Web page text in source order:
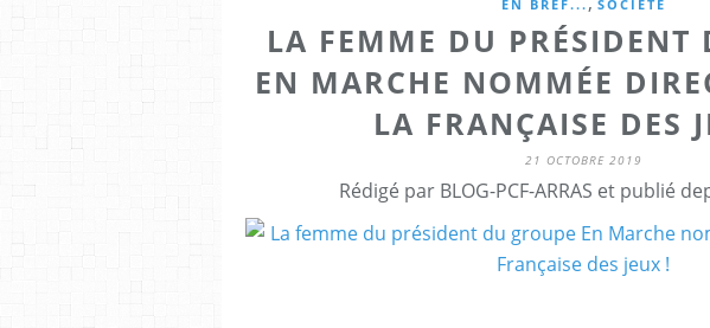
EN BREF... SOCIÉTÉ
LA FEMME DU PRÉSIDENT
EN MARCHE NOMMÉE
LA FRANÇAISE DES
21 OCTOBRE 2019
Rédigé par BLOG-PCF-ARRAS et publié